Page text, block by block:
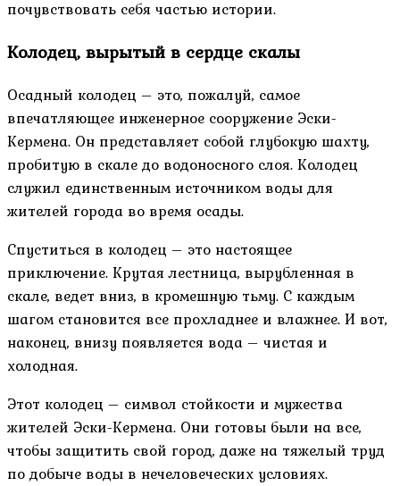
почувствовать себя частью истории.
Колодец, вырытый в сердце скалы
Осадный колодец – это, пожалуй, самое
впечатляющее инженерное сооружение Эски-
Кермена. Он представляет собой глубокую шахту,
пробитую в скале до водоносного слоя. Колодец
служил единственным источником воды для
жителей города во время осады.
Спуститься в колодец – это настоящее
приключение. Крутая лестница, вырубленная в
скале, ведет вниз, в кромешную тьму. С каждым
шагом становится все прохладнее и влажнее. И вот,
наконец, внизу появляется вода – чистая и
холодная.
Этот колодец – символ стойкости и мужества
жителей Эски-Кермена. Они готовы были на все,
чтобы защитить свой город, даже на тяжелый труд
по добыче воды в нечеловеческих условиях.